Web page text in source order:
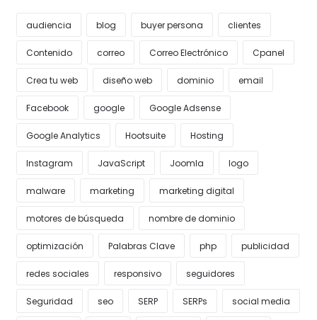
audiencia blog buyer persona clientes
Contenido correo Correo Electrónico Cpanel
Crea tu web diseño web dominio email
Facebook google Google Adsense
Google Analytics Hootsuite Hosting
Instagram JavaScript Joomla logo
malware marketing marketing digital
motores de búsqueda nombre de dominio
optimización Palabras Clave php publicidad
redes sociales responsivo seguidores
Seguridad seo SERP SERPs social media